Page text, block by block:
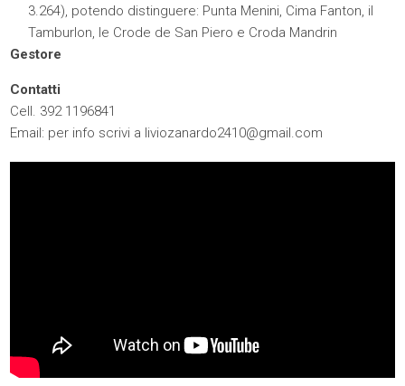
3.264), potendo distinguere: Punta Menini, Cima Fanton, il
Tamburlon, le Crode de San Piero e Croda Mandrin
Gestore
Contatti
Cell. 392 1196841
Email: per info scrivi a liviozanardo2410@gmail.com